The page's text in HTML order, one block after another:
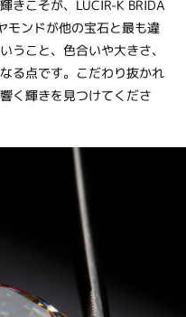
きこそが、LUCIR-K BRIDA
モンドが他の宝石と最も違
うこと、色合いや大きさ、
る点です。こだわり抜かれ
く輝きを見つけてくださ